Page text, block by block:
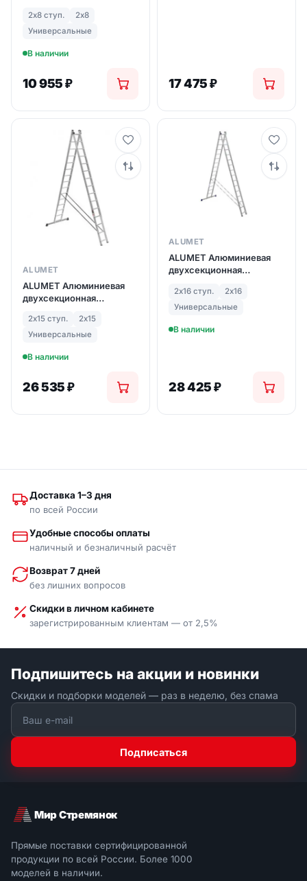
5208)
2х8 ступ.
2х8
Универсальные
В наличии
10 955₽ 17 475₽
ALUMET
ALUMET Алюминиевая
двухсекционная
профиль 2Х15 ступ. (арт.
6215)
2х15 ступ.
2х15
Универсальные
В наличии
26 535₽
ALUMET
ALUMET Алюминиевая
двухсекционная
профиль 2Х16 ступ. (арт.
6216)
2х16 ступ.
2х16
Универсальные
В наличии
28 425₽
Доставка 1–3 дня
по всей России
Удобные способы оплаты
наличный и безналичный расчёт
Возврат 7 дней
без лишних вопросов
Скидки в личном кабинете
зарегистрированным клиентам — от 2,5%
Подпишитесь на акции и новинки
Скидки и подборки моделей — раз в неделю, без спама
Подписаться
Мир Стремянок
Прямые поставки сертифицированной
продукции по всей России. Более 1000
моделей в наличии.